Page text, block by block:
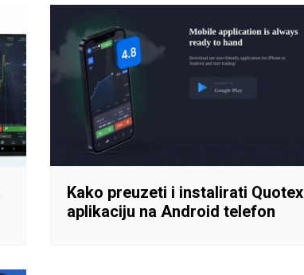
Kako preuzeti i instalirati Quotex
aplikaciju na Android telefon